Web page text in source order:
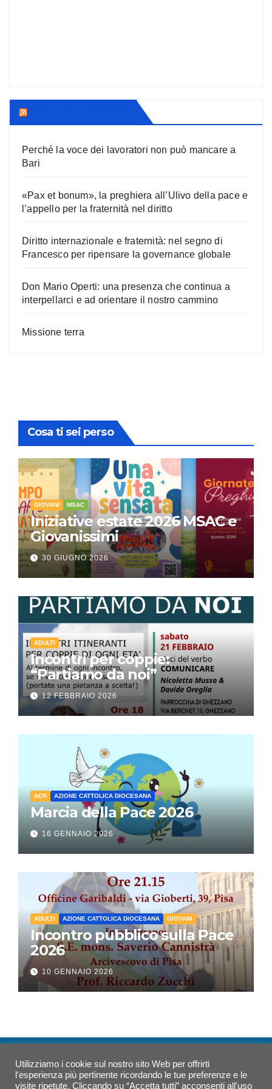
Perché la voce dei lavoratori non può mancare a
Bari
«Pax et bonum», la preghiera all’Ulivo della pace e
l’appello per la fraternità nel diritto
Diritto internazionale e fraternità: nel segno di
Francesco per ripensare la governance globale
Don Mario Operti: una presenza che continua a
interpellarci e ad orientare il nostro cammino
Missione terra
Cosa ti sei perso
GIOVANI MSAC
Iniziative estate 2026 MSAC e
Giovanissimi
30 GIUGNO 2026
ADULTI
Incontri per coppie:
“Partiamo da noi”
12 FEBBRAIO 2026
ACR AZIONE CATTOLICA DIOCESANA
Marcia della Pace 2026
16 GENNAIO 2026
ADULTI AZIONE CATTOLICA DIOCESANA GIOVANI
Incontro pubblico sulla Pace
2026
10 GENNAIO 2026
Azione Cattolica Pisa
Utilizziamo i cookie sul nostro sito Web per offrirti
l'esperienza più pertinente ricordando le tue preferenze e le
visite ripetute. Cliccando su “Accetta tutti” acconsenti all'uso